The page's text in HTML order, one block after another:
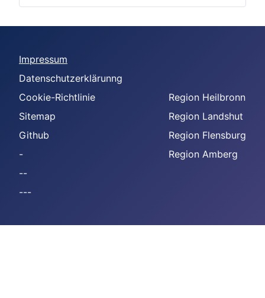
Impressum
Datenschutzerklärunng
Cookie-Richtlinie
Sitemap
Github
-
--
---
Region Heilbronn
Region Landshut
Region Flensburg
Region Amberg